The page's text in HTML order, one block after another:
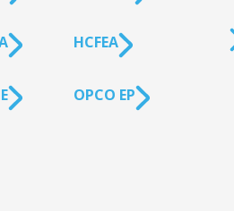
HCFEA
OPCO EP